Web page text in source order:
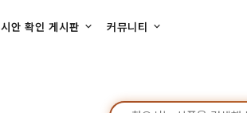
시안 확인 게시판 커뮤니티